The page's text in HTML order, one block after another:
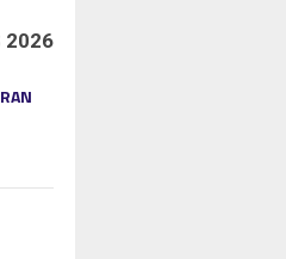
2026